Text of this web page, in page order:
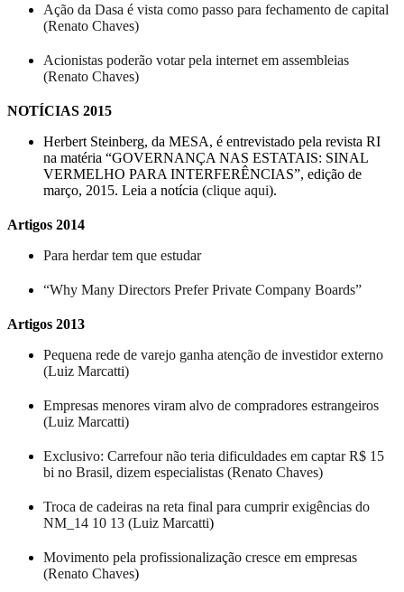
Ação da Dasa é vista como passo para fechamento de capital
(Renato Chaves)
Acionistas poderão votar pela internet em assembleias
(Renato Chaves)
NOTÍCIAS 2015
Herbert Steinberg, da MESA, é entrevistado pela revista RI
na matéria “GOVERNANÇA NAS ESTATAIS: SINAL
VERMELHO PARA INTERFERÊNCIAS”, edição de
março, 2015. Leia a notícia (clique aqui).
Artigos 2014
Para herdar tem que estudar
“Why Many Directors Prefer Private Company Boards”
Artigos 2013
Pequena rede de varejo ganha atenção de investidor externo
(Luiz Marcatti)
Empresas menores viram alvo de compradores estrangeiros
(Luiz Marcatti)
Exclusivo: Carrefour não teria dificuldades em captar R$ 15
bi no Brasil, dizem especialistas (Renato Chaves)
Troca de cadeiras na reta final para cumprir exigências do
NM_14 10 13 (Luiz Marcatti)
Movimento pela profissionalização cresce em empresas
(Renato Chaves)